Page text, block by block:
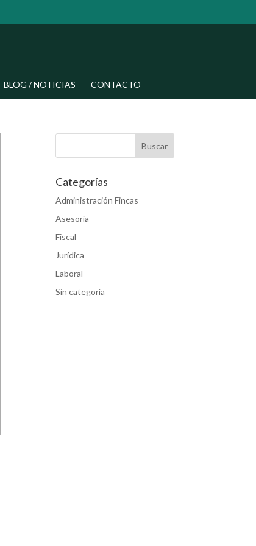
BLOG / NOTICIAS CONTACTO
Categorías
Administración Fincas
Asesoría
Fiscal
Jurídica
Laboral
Sin categoría